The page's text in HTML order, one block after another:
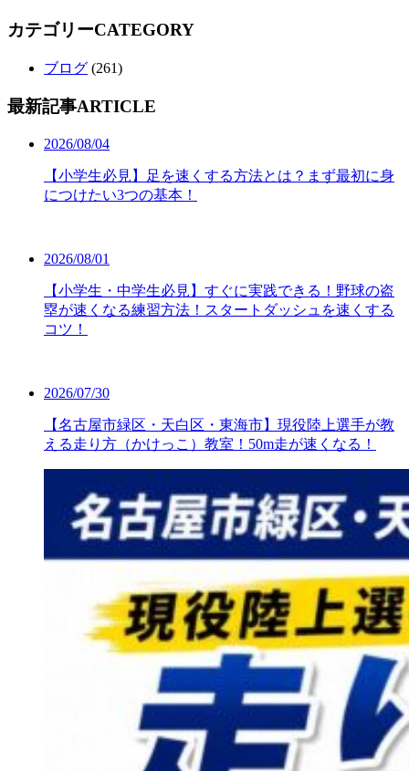
カテゴリーCATEGORY
ブログ (261)
最新記事ARTICLE
2026/08/04
【小学生必見】足を速くする方法とは？まず最初に身
につけたい3つの基本！
2026/08/01
【小学生・中学生必見】すぐに実践できる！野球の盗
塁が速くなる練習方法！スタートダッシュを速くする
コツ！
2026/07/30
【名古屋市緑区・天白区・東海市】現役陸上選手が教
える走り方（かけっこ）教室！50m走が速くなる！